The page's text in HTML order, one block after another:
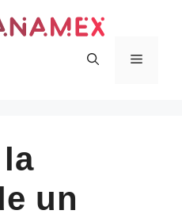
Menu
un